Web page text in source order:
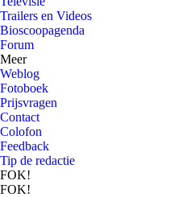
Trailers en Videos
Bioscoopagenda
Forum
Meer
Weblog
Fotoboek
Prijsvragen
Contact
Colofon
Feedback
Tip de redactie
FOK!
FOK!